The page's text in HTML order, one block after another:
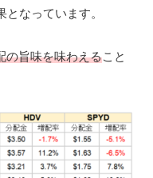
なっています。
の旨味を味わえること